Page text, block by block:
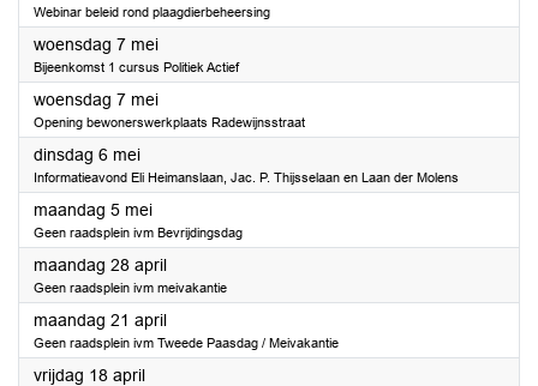
Webinar beleid rond plaagdierbeheersing
woensdag 7 mei2025
Bijeenkomst 1 cursus Politiek Actief
woensdag 7 mei2025
Opening bewonerswerkplaats Radewijnsstraat
dinsdag 6 mei2025
Informatieavond Eli Heimanslaan, Jac. P. Thijsselaan en Laan der Molens
maandag 5 mei2025
Geen raadsplein ivm Bevrijdingsdag
maandag 28 april2025
Geen raadsplein ivm meivakantie
maandag 21 april2025
Geen raadsplein ivm Tweede Paasdag / Meivakantie
vrijdag 18 april2025